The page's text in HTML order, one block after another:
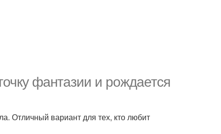
фантазии и рождается
Отличный вариант для тех, кто любит